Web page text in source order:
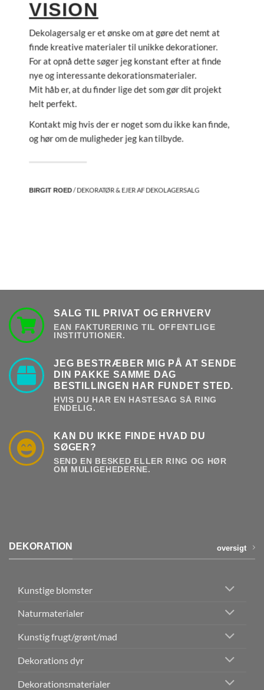
VISION
Dekolagersalg er et ønske om at gøre det nemt at
finde kreative materialer til unikke dekorationer.
For at opnå dette søger jeg konstant efter at finde
nye og interessante dekorationsmaterialer.
Mit håb er, at du finder lige det som gør dit projekt
helt perfekt.
Kontakt mig hvis der er noget som du ikke kan finde,
og hør om de muligheder jeg kan tilbyde.
BIRGIT ROED/ DEKORATØR & EJER AF DEKOLAGERSALG
SALG TIL PRIVAT OG ERHVERV
EAN FAKTURERING TIL OFFENTLIGE
INSTITUTIONER.
JEG BESTRÆBER MIG PÅ AT SENDE
DIN PAKKE SAMME DAG
BESTILLINGEN HAR FUNDET STED.
HVIS DU HAR EN HASTESAG SÅ RING
ENDELIG.
KAN DU IKKE FINDE HVAD DU
SØGER?
SEND EN BESKED ELLER RING OG HØR
OM MULIGEHEDERNE.
DEKORATION oversigt
Kunstige blomster
Naturmaterialer
Kunstig frugt/grønt/mad
Dekorations dyr
Dekorationsmaterialer